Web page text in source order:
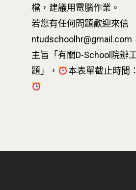
檔，建議用電腦作業。
若您有任何問題歡迎來信
ntudschoolhr@gmail.com
主旨「有關D-School院辦
題」，
本表單截止時間